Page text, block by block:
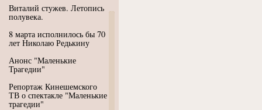
Виталий стужев. Летопись
полувека.
8 марта исполнилось бы 70
лет Николаю Редькину
Анонс "Маленькие
Трагедии"
Репортаж Кинешемского
ТВ о спектакле "Маленькие
трагедии"